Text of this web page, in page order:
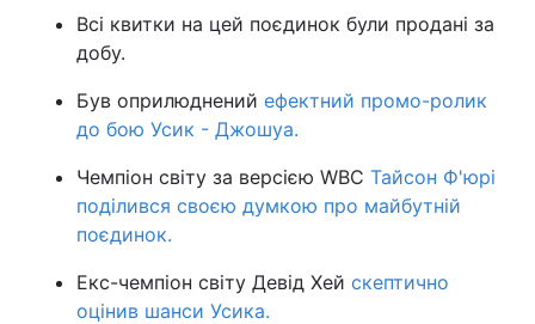
Всі квитки на цей поєдинок були продані за
добу.
Був оприлюднений ефектний промо-ролик
до бою Усик - Джошуа.
Чемпіон світу за версією WBC Тайсон Ф'юрі
поділився своєю думкою про майбутній
поєдинок.
Екс-чемпіон світу Девід Хей скептично
оцінив шанси Усика.